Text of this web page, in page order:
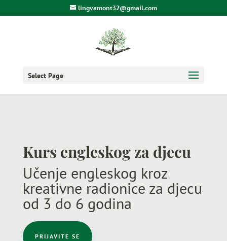
lingvamont32@gmail.com
Select Page
Kurs engleskog za djecu
Učenje engleskog kroz
kreativne radionice za djecu
od 3 do 6 godina
PRIJAVITE SE